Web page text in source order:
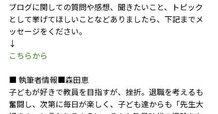
ブログに関しての質問や感想、聞きたいこと、トピック
として挙げてほしいことなどありましたら、下記までメ
ッセージをください。
↓
こちらから
■ 執筆者情報■森田恵
子どもが好きで教員を目指すが、挫折。退職を考えるも
奮闘し、次第に毎日が楽しく、子ども達からも「先生大